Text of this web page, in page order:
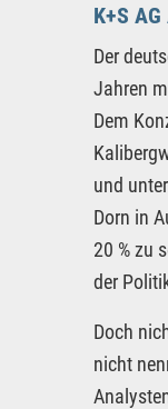
K+S AG
Der
Jahren
Dem
und
Dorn in
20 % zu
der
Doch
nicht